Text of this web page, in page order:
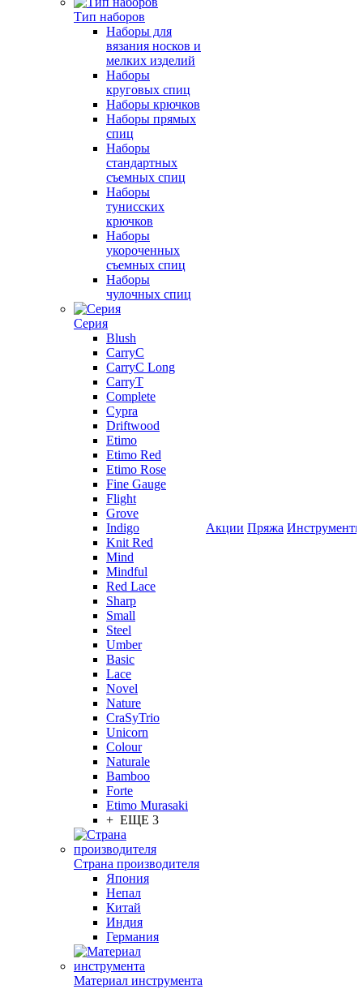
Тип наборов
Наборы для
вязания носков и
мелких изделий
Наборы
круговых спиц
Наборы крючков
Наборы прямых
спиц
Наборы
стандартных
съемных спиц
Наборы
тунисских
крючков
Наборы
укороченных
съемных спиц
Наборы
чулочных спиц
Серия
Blush
CarryC
CarryC Long
CarryT
Complete
Cypra
Driftwood
Etimo
Etimo Red
Etimo Rose
Fine Gauge
Flight
Grove
Indigo
Knit Red
Mind
Mindful
Red Lace
Sharp
Small
Steel
Umber
Basic
Lace
Novel
Nature
CraSyTrio
Unicorn
Colour
Naturale
Bamboo
Forte
Etimo Murasaki
+ ЕЩЕ 3
Страна производителя
Япония
Непал
Китай
Индия
Германия
Материал инструмента
Акции Пряжа Инструменты